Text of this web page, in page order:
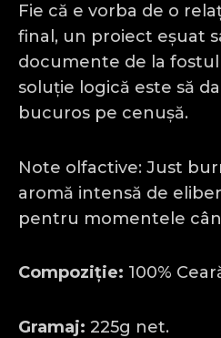
Fie că e vorba de o
final, un proiect eșuat
documente de la
soluție logică este să
bucuros pe cenușă.
Note olfactive: Just
aromă intensă de
pentru momentele
Compoziție: 100%
Gramaj: 225g net.